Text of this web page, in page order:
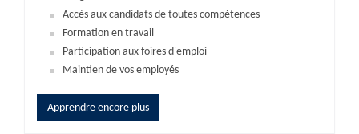
Accès aux candidats de toutes compétences
Formation en travail
Participation aux foires d'emploi
Maintien de vos employés
Apprendre encore plus